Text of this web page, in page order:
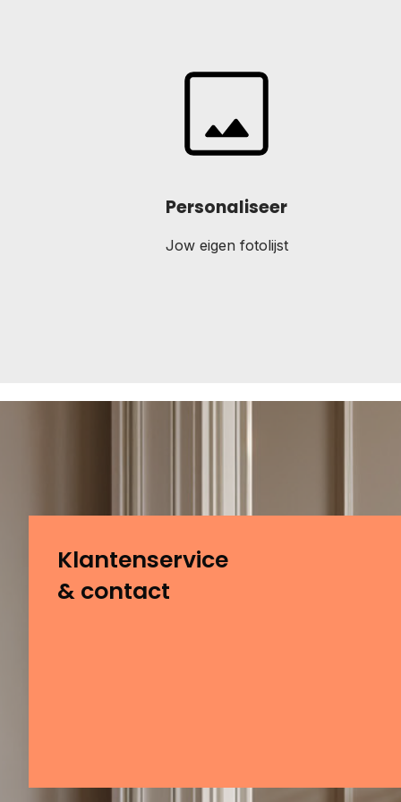
Personaliseer
Jow eigen fotolijst
Klantenservice
& contact